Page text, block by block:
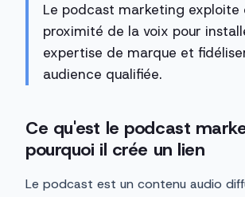
Le podcast marketing exploite
proximité de la voix pour
expertise de marque et
audience qualifiée.
Ce qu'est le podcast
pourquoi il crée un lien
Le podcast est un contenu audio